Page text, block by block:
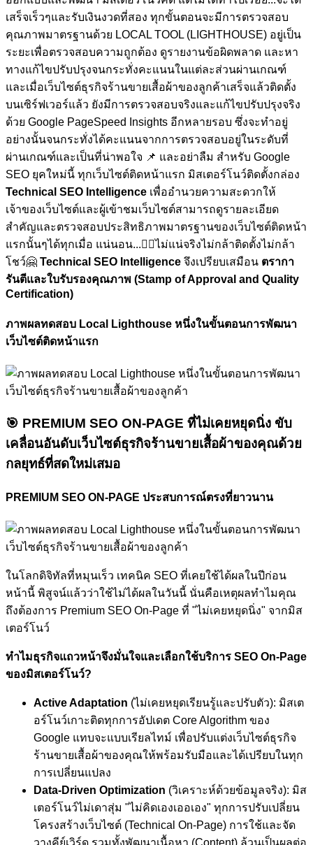
เสร็จเร็วๆและรับเงินงวดที่สอง ทุกขั้นตอนจะมีการตรวจสอบ
คุณภาพมาตรฐานด้วย LOCAL TOOL (LIGHTHOUSE) อยู่เป็น
ระยะเพื่อตรวจสอบความถูกต้อง ดูรายงานข้อผิดพลาด และหา
ทางแก้ไขปรับปรุงจนกระทั่งคะแนนในแต่ละส่วนผ่านเกณฑ์
และเมื่อเว็บไซต์ธุรกิจร้านขายเสื้อผ้าของลูกค้าเสร็จแล้วติดตั้ง
บนเซิร์ฟเวอร์แล้ว ยังมีการตรวจสอบจริงและแก้ไขปรับปรุงจริง
ด้วย Google PageSpeed Insights อีกหลายรอบ ซึ่งจะทำอยู่
อย่างนั้นจนกระทั่งได้คะแนนจากการตรวจสอบอยู่ในระดับที่
ผ่านเกณฑ์และเป็นที่น่าพอใจ 📌 และอย่าลืม สำหรับ Google
SEO ยุคใหม่นี้ ทุกเว็บไซต์ติดหน้าแรก มิสเตอร์โนว์ติดตั้งกล่อง
Technical SEO Intelligence เพื่ออำนวยความสะดวกให้
เจ้าของเว็บไซต์และผู้เข้าชมเว็บไซต์สามารถดูรายละเอียด
สำคัญและตรวจสอบประสิทธิภาพมาตรฐานของเว็บไซต์ติดหน้า
แรกนั้นๆได้ทุกเมื่อ แน่นอน...🏋🏼ไม่แน่จริงไม่กล้าติดตั้งไม่กล้า
โชว์🤗 Technical SEO Intelligence จึงเปรียบเสมือน ตรากา
รันตีและใบรับรองคุณภาพ (Stamp of Approval and Quality
Certification)
ภาพผลทดสอบ Local Lighthouse หนึ่งในขั้นตอนการพัฒนา
เว็บไซต์ติดหน้าแรก
🎯 PREMIUM SEO ON-PAGE ที่ไม่เคยหยุดนิ่ง ขับ
เคลื่อนอันดับเว็บไซต์ธุรกิจร้านขายเสื้อผ้าของคุณด้วย
กลยุทธ์ที่สดใหม่เสมอ
PREMIUM SEO ON-PAGE ประสบการณ์ตรงที่ยาวนาน
ในโลกดิจิทัลที่หมุนเร็ว เทคนิค SEO ที่เคยใช้ได้ผลในปีก่อน
หน้านี้ พิสูจน์แล้วว่าใช้ไม่ได้ผลในวันนี้ นั่นคือเหตุผลทำไมคุณ
ถึงต้องการ Premium SEO On-Page ที่ "ไม่เคยหยุดนิ่ง" จากมิส
เตอร์โนว์
ทำไมธุรกิจแถวหน้าจึงมั่นใจและเลือกใช้บริการ SEO On-Page
ของมิสเตอร์โนว์?
Active Adaptation (ไม่เคยหยุดเรียนรู้และปรับตัว): มิสเต
อร์โนว์เกาะติดทุกการอัปเดต Core Algorithm ของ
Google แทบจะแบบเรียลไทม์ เพื่อปรับแต่งเว็บไซต์ธุรกิจ
ร้านขายเสื้อผ้าของคุณให้พร้อมรับมือและได้เปรียบในทุก
การเปลี่ยนแปลง
Data-Driven Optimization (วิเคราะห์ด้วยข้อมูลจริง): มิส
เตอร์โนว์ไม่เดาสุ่ม "ไม่คิดเองเออเอง" ทุกการปรับเปลี่ยน
โครงสร้างเว็บไซต์ (Technical On-Page) การใช้และจัด